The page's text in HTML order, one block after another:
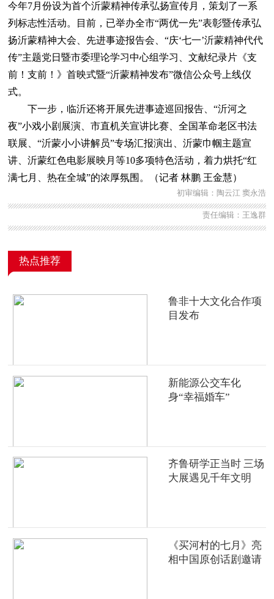
今年7月份设为首个沂蒙精神传承弘扬宣传月，策划了一系
列标志性活动。目前，已举办全市“两优一先”表彰暨传承弘
扬沂蒙精神大会、先进事迹报告会、“庆‘七一’沂蒙精神代代
传”主题党日暨市委理论学习中心组学习、文献纪录片《支
前！支前！》首映式暨“沂蒙精神发布”微信公众号上线仪
式。
下一步，临沂还将开展先进事迹巡回报告、“沂河之
夜”小戏小剧展演、市直机关宣讲比赛、全国革命老区书法
联展、“沂蒙小小讲解员”专场汇报演出、沂蒙巾帼主题宣
讲、沂蒙红色电影展映月等10多项特色活动，着力烘托“红
满七月、热在全城”的浓厚氛围。（记者 林鹏 王金慧）
初审编辑：陶云江 窦永浩
责任编辑：王逸群
热点推荐
鲁非十大文化合作项
目发布
新能源公交车化
身“幸福婚车”
齐鲁研学正当时 三场
大展遇见千年文明
《买河村的七月》亮
相中国原创话剧邀请